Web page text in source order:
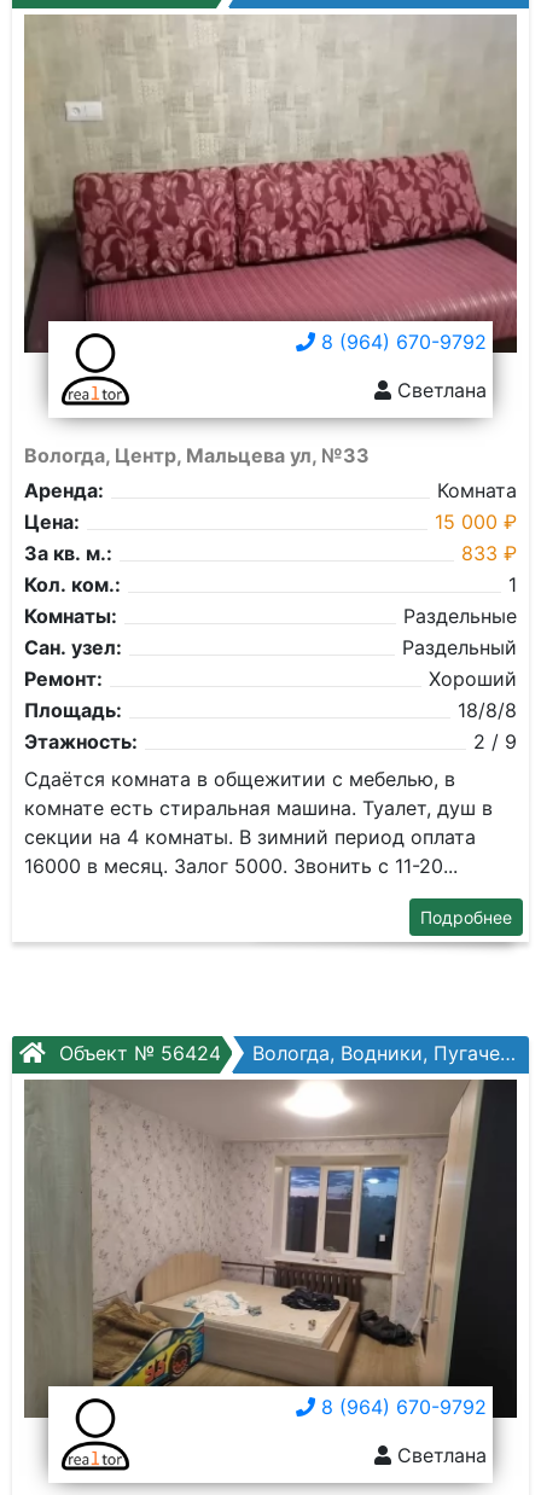
8 (964) 670-9792
Светлана
Вологда, Центр, Мальцева ул, №33
Аренда:
Комната
Цена:
15 000 ₽
За кв. м.:
833 ₽
Кол. ком.:
1
Комнаты:
Раздельные
Сан. узел:
Раздельный
Ремонт:
Хороший
Площадь:
18/8/8
Этажность:
2 / 9
Сдаётся комната в общежитии с мебелью, в
комнате есть стиральная машина. Туалет, душ в
секции на 4 комнаты. В зимний период оплата
16000 в месяц. Залог 5000. Звонить с 11-20...
Подробнее
Объект № 56424 Вологда, Водники, Пугачева ул, №73в
8 (964) 670-9792
Светлана